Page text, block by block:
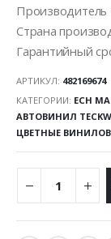
Страна
Гарантийный
АРТИКУЛ: 482169674
КАТЕГОРИИ: ECH
АВТОВИНИЛ
ЦВЕТНЫЕ